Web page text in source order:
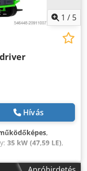
1 / 5
Hívás
,
35 kW (47,59 LE),
zöld, össztömeg: